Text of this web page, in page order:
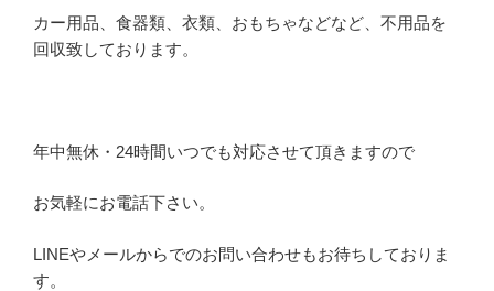
カー用品、食器類、衣類、おもちゃなどなど、不用品を
回収致しております。
年中無休・24時間いつでも対応させて頂きますので
お気軽にお電話下さい。
LINEやメールからでのお問い合わせもお待ちしておりま
す。